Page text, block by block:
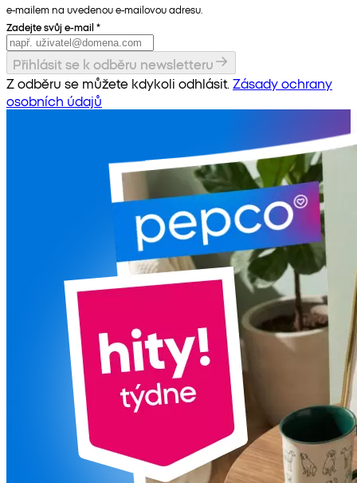
e-mailem na uvedenou e-mailovou adresu.
Zadejte svůj e-mail *
Přihlásit se k odběru newsletteru
Z odběru se můžete kdykoli odhlásit.Zásady ochrany
osobních údajů